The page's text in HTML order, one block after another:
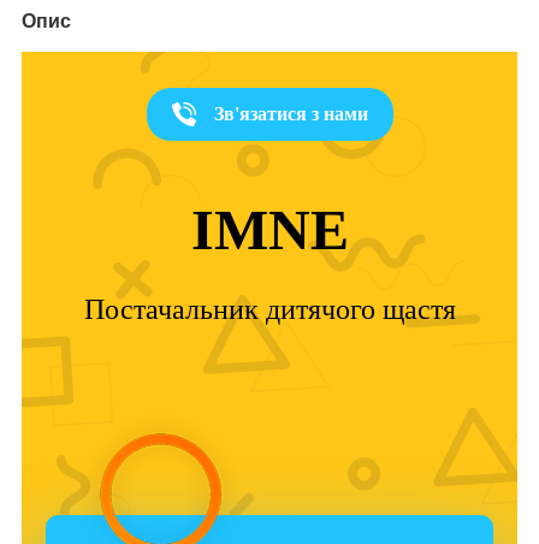
Опис
Зв'язатися з нами
IMNE
Постачальник дитячого щастя